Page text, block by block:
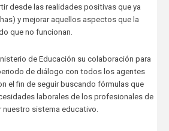
desde las realidades positivas que ya
y mejorar aquellos aspectos que la
que no funcionan.
de Educación su colaboración para
de diálogo con todos los agentes
el fin de seguir buscando fórmulas que
laborales de los profesionales de
nuestro sistema educativo.